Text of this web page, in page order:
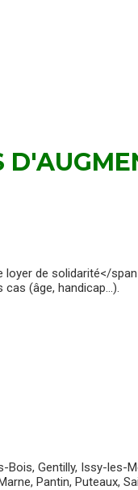
de solidarité</
(âge, handicap…).
Gentilly, Issy-les-
Pantin, Puteaux,